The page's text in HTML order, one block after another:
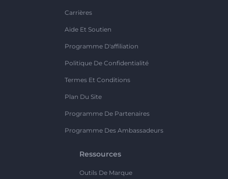
Carrières
Aide Et Soutien
Programme D'affiliation
Politique De Confidentialité
Termes Et Conditions
Plan Du Site
Programme De Partenaires
Programme Des Ambassadeurs
Ressources
Outils De Marque